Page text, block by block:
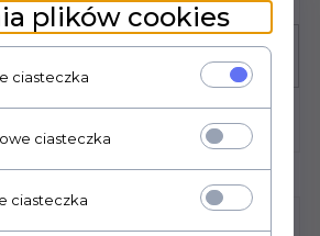
plików cookies
ciasteczka
ciasteczka
ciasteczka